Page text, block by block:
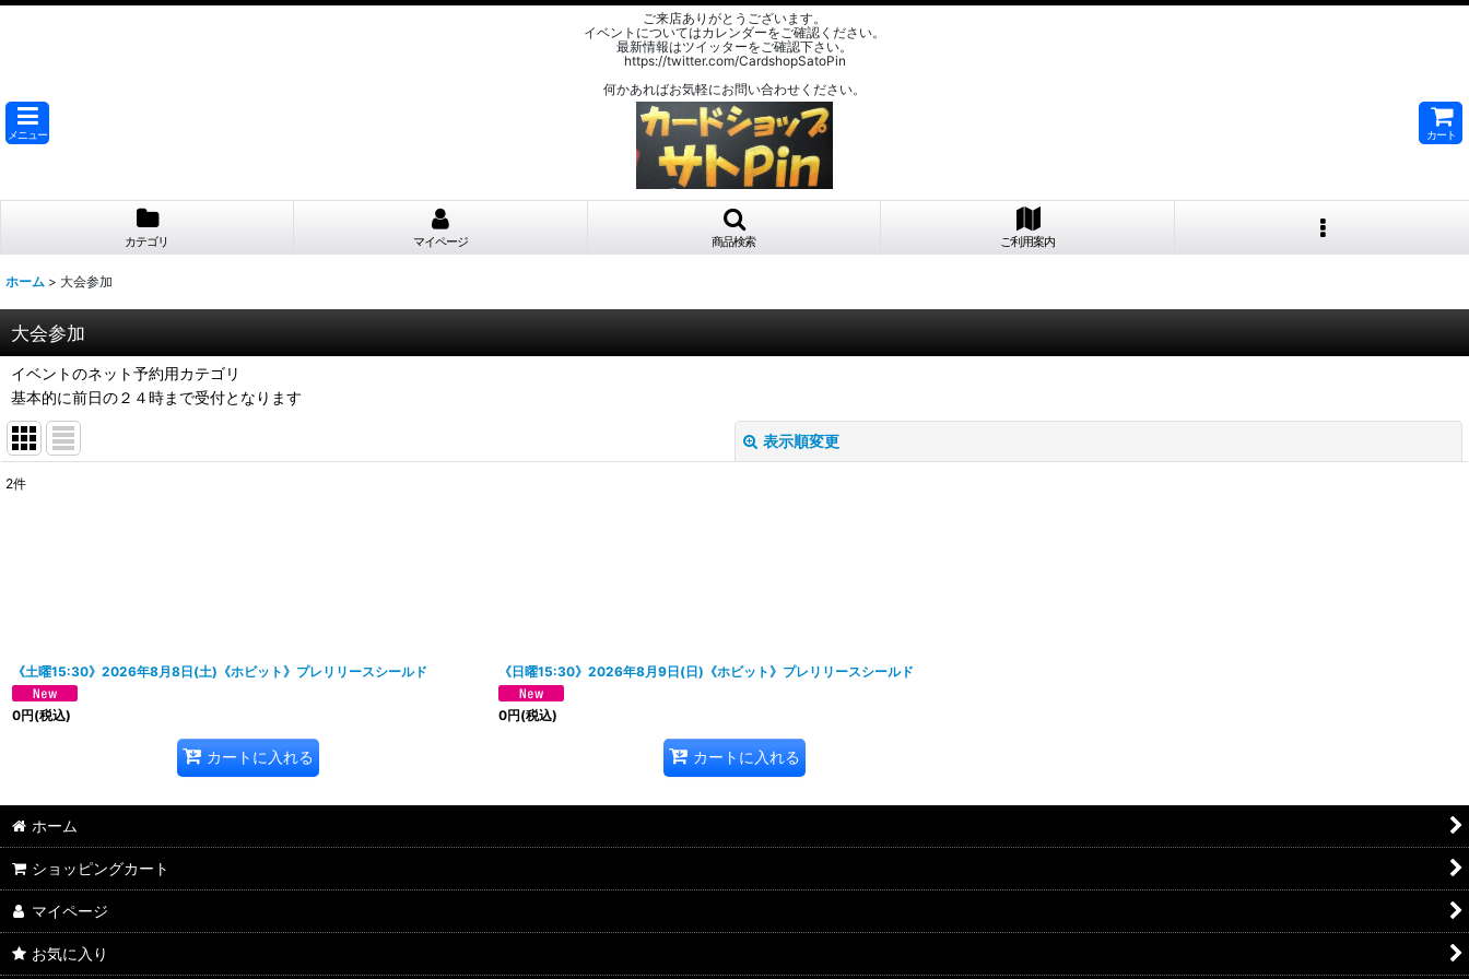
ご来店ありがとうございます。
イベントについてはカレンダーをご確認ください。
最新情報はツイッターをご確認下さい。
https://twitter.com/CardshopSatoPin
何かあればお気軽にお問い合わせください。
メニュー カート
カテゴリ マイページ 商品検索 ご利用案内
ホーム > 大会参加
大会参加
イベントのネット予約用カテゴリ
基本的に前日の２４時まで受付となります
表示順変更
2件
《土曜15:30》2026年8月8日(土)《ホビット》プレリリースシールド
0円(税込)
カートに入れる
《日曜15:30》2026年8月9日(日)《ホビット》プレリリースシールド
0円(税込)
カートに入れる
ホーム
ショッピングカート
マイページ
お気に入り